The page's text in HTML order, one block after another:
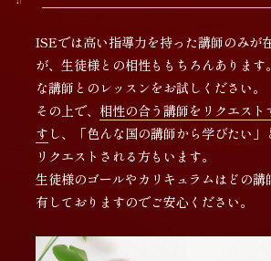
ISEでは高い指導力を持った講師のみが
が、生徒様との相性ももちろんあります
な講師とのレッスンをお試しください。
その上で、 相性の合う講師をリクエスト
す し、「色んな国の講師から学びたい
リクエストされる方もいます。
生徒様のゴールやカリキュラムはどの講
有しておりますのでご安心ください。